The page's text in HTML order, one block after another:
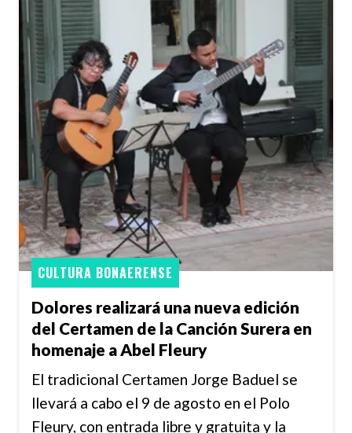
Dolores realizará una nueva edición
del Certamen de la Canción Surera en
homenaje a Abel Fleury
CULTURA BONAERENSE
El tradicional Certamen Jorge Baduel se
llevará a cabo el 9 de agosto en el Polo
Fleury, con entrada libre y gratuita y la